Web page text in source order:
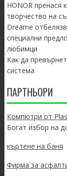
HONOR пренася
творчество на
Dreame
специални
любимци
Как да
система
ПАРТНЬОРИ
Компютри от
Богат избор на
къртене на баня
Фирма за